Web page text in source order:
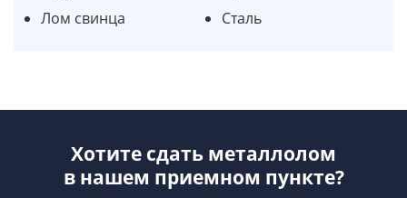
Лом свинца
Сталь
Хотите сдать металлолом
в нашем приемном пункте?